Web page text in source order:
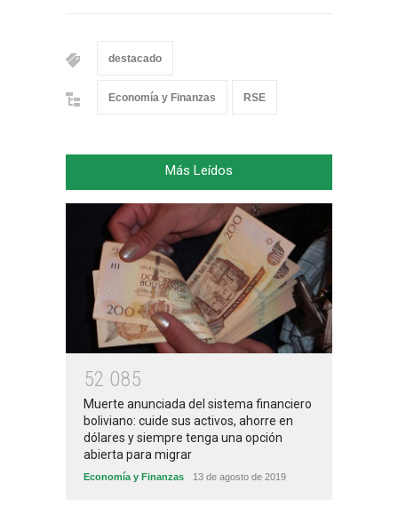
destacado
Economía y Finanzas RSE
Más Leídos
52 085
Muerte anunciada del sistema financiero
boliviano: cuide sus activos, ahorre en
dólares y siempre tenga una opción
abierta para migrar
Economía y Finanzas 13 de agosto de 2019